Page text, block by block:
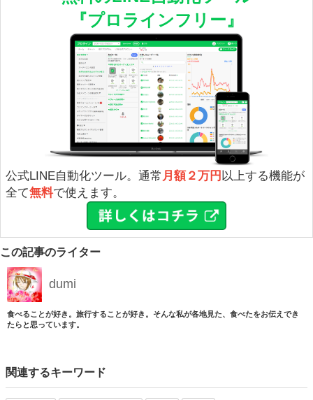
『プロラインフリー』
公式LINE自動化ツール。通常 月額２万円 以上する機能が
全て無料で使えます。
この記事のライター
dumi
食べることが好き。旅行することが好き。そんな私が各地見た、食べたをお伝えでき
たらと思っています。
関連するキーワード